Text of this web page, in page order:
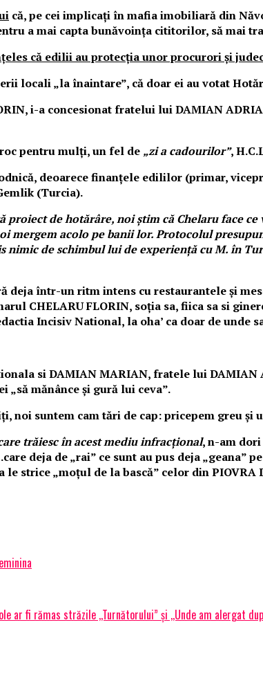
că, pe cei implicați în mafia imobiliară din
a mai capta bunăvoința cititorilor, să mai
că edilii au protecția unor procurori și
locali „la înaintare”, că doar ei au votat
i-a concesionat fratelui lui DAMIAN
pentru mulți, un fel de „zi a cadourilor”,
deoarece finanțele edililor (primar,
(Turcia).
proiect de hotărâre, noi știm că Chelaru face
mergem acolo pe banii lor. Protocolul
nimic de schimbul lui de experiență cu M. în
deja într-un ritm intens cu restaurantele și
CHELARU FLORIN, soția sa, fiica sa si
Incisiv National, la oha’ ca doar de
si DAMIAN MARIAN, fratele lui
mănânce și gură lui ceva”.
noi suntem cam tări de cap: pricepem greu și
trăiesc în acest mediu infracțional, n-am
deja de „rai” ce sunt au pus deja
le strice „moțul de la bască” celor dinPIOVRA
ar fi rămas străzile ,,Turnătorului” și ,,Unde am alergat